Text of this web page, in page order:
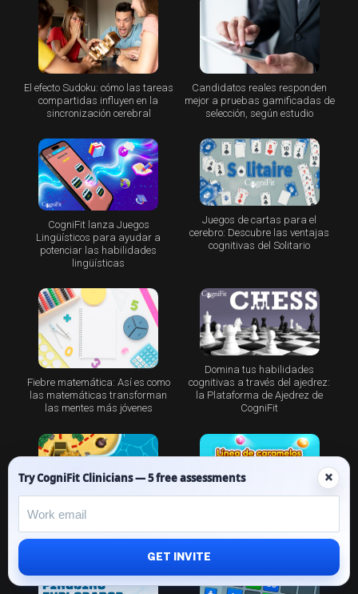
El efecto Sudoku: cómo las tareas
compartidas influyen en la
sincronización cerebral
Candidatos reales responden
mejor a pruebas gamificadas de
selección, según estudio
CogniFit lanza Juegos
Lingüísticos para ayudar a
potenciar las habilidades
lingüísticas
Juegos de cartas para el
cerebro: Descubre las ventajas
cognitivas del Solitario
Fiebre matemática: Así es como
las matemáticas transforman
las mentes más jóvenes
Domina tus habilidades
cognitivas a través del ajedrez:
la Plataforma de Ajedrez de
CogniFit
Treasure Island – El juego para
las mentes más astutas
de trabajo
Try CogniFit Clinicians — 5 free assessments ×
GET INVITE